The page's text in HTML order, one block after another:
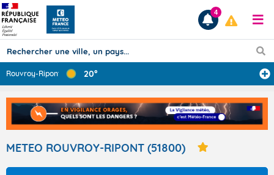
Prévisions
TOUS LES RÉSULTATS
Articles
4
Rouvroy-Ripont 20°
METEO ROUVROY-RIPONT (51800)